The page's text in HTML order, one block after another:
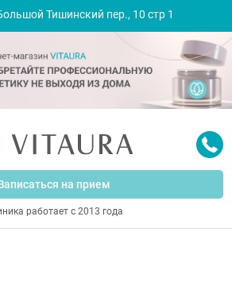
Тишинский пер., 10 стр 1
на прием
работает с 2013 года